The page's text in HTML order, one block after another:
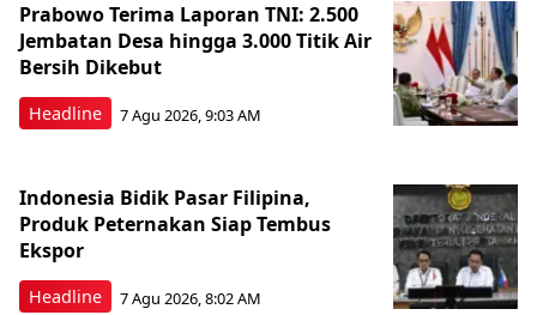
Headline
Prabowo Terima Laporan TNI: 2.500
Jembatan Desa hingga 3.000 Titik Air
Bersih Dikebut
7 Agu 2026, 9:03 AM
Headline
Indonesia Bidik Pasar Filipina,
Produk Peternakan Siap Tembus
Ekspor
7 Agu 2026, 8:02 AM